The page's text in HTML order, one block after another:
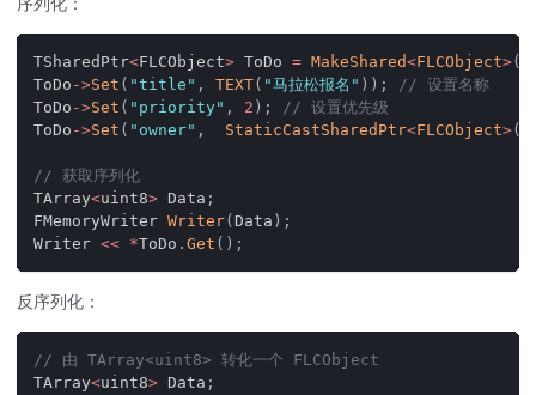
TSharedPtr<FLCObject> ToDo = MakeShared<FLCObject>(
ToDo ->Set ( "title" , TEXT( "马拉松报名" ) ) ;
// 设置名称
ToDo ->Set ( "priority" , 2 ) ;
// 设置优先级
ToDo ->Set ( "owner" , StaticCastSharedPtr<FLCObject>(
// 获取序列化
TArray<uint8> Data ;
FMemoryWriter Writer( Data ) ;
Writer << *ToDo . Get ( ) ;
反序列化：
// 由 TArray<uint8> 转化一个 FLCObject
TArray<uint8> Data ;